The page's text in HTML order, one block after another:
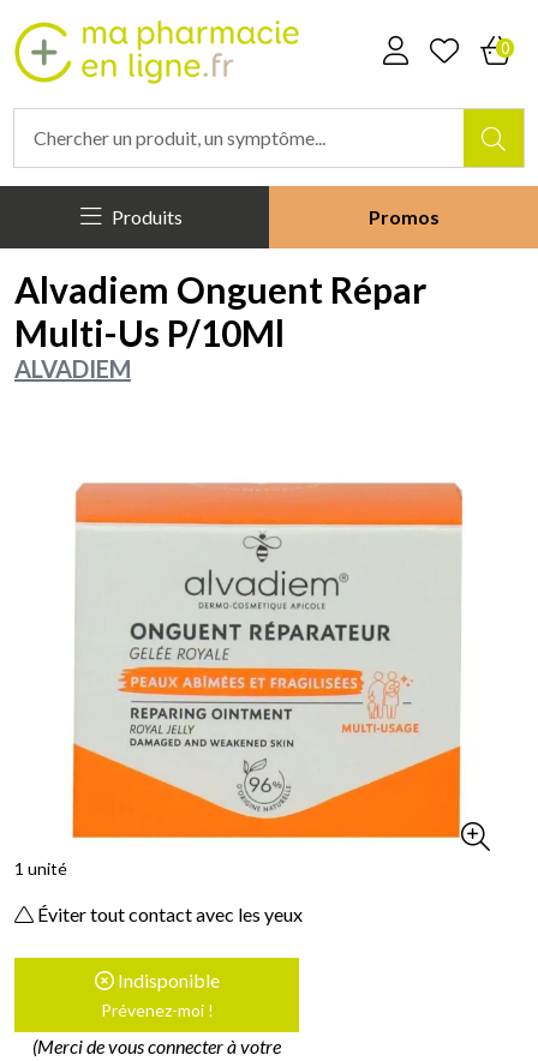
0
Produits Promos
Alvadiem Onguent Répar
Multi-Us P/10Ml
ALVADIEM
1 unité
Éviter tout contact avec les yeux
Indisponible
Prévenez-moi !
(Merci de vous connecter à votre